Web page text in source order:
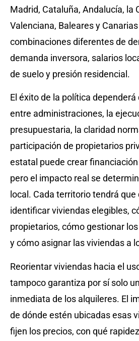
Madrid, Cataluña, Andalucía, la
Valenciana, Baleares y
combinaciones diferentes de
demanda inversora, salarios
de suelo y presión residencial.
El éxito de la política
entre administraciones, la
presupuestaria, la claridad
participación de propietarios
estatal puede crear
pero el impacto real se
local. Cada territorio tendrá
identificar viviendas elegibles,
propietarios, cómo gestionar
y cómo asignar las viviendas a
Reorientar viviendas hacia el
tampoco garantiza por sí solo
inmediata de los alquileres. El
de dónde estén ubicadas esas
fijen los precios, con qué